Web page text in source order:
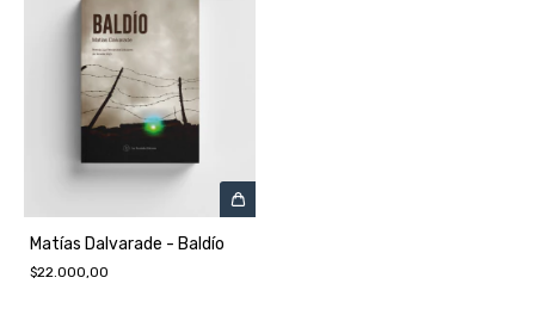
Matías Dalvarade - Baldío
$22.000,00